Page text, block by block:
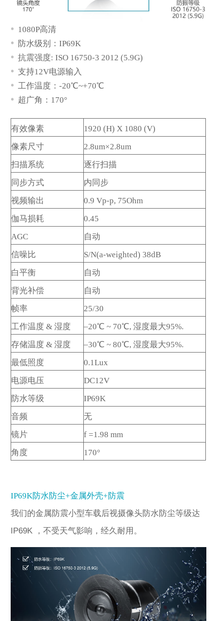
描述*
发送留言
1080P高清
防水级别：IP69K
抗震强度: ISO 16750-3 2012 (5.9G)
支持12V电源输入
工作温度：-20℃~+70℃
超广角：170°
有效像素
1920 (H) X 1080 (V)
像素尺寸
2.8um×2.8um
扫描系统
逐行扫描
同步方式
内同步
视频输出
0.9 Vp-p, 75Ohm
伽马损耗
0.45
AGC
自动
信噪比
S/N(a-weighted) 38dB
白平衡
自动
背光补偿
自动
帧率
25/30
工作温度 & 湿度
–20℃ ~ 70℃,湿度最大95%.
存储温度 & 湿度
–30℃ ~ 80℃,湿度最大95%.
最低照度
0.1Lux
电源电压
DC12V
防水等级
IP69K
音频
无
镜片
f =1.98 mm
角度
170°
IP69K防水防尘+金属外壳+防震
我们的金属防震小型车载后视摄像头防水防尘等级达
IP69K
，不受天气影响，经久耐用。